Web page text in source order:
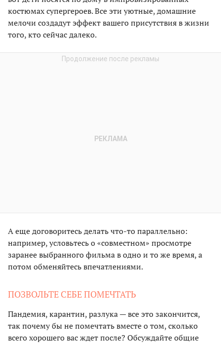
костюмах супергероев. Все эти уютные, домашние
мелочи создадут эффект вашего присутствия в жизни
того, кто сейчас далеко.
А еще договоритесь делать что-то параллельно:
например, условьтесь о «совместном» просмотре
заранее выбранного фильма в одно и то же время, а
потом обменяйтесь впечатлениями.
ПОЗВОЛЬТЕ СЕБЕ ПОМЕЧТАТЬ
Пандемия, карантин, разлука — все это закончится,
так почему бы не помечтать вместе о том, сколько
всего хорошего вас ждет после? Обсуждайте общие